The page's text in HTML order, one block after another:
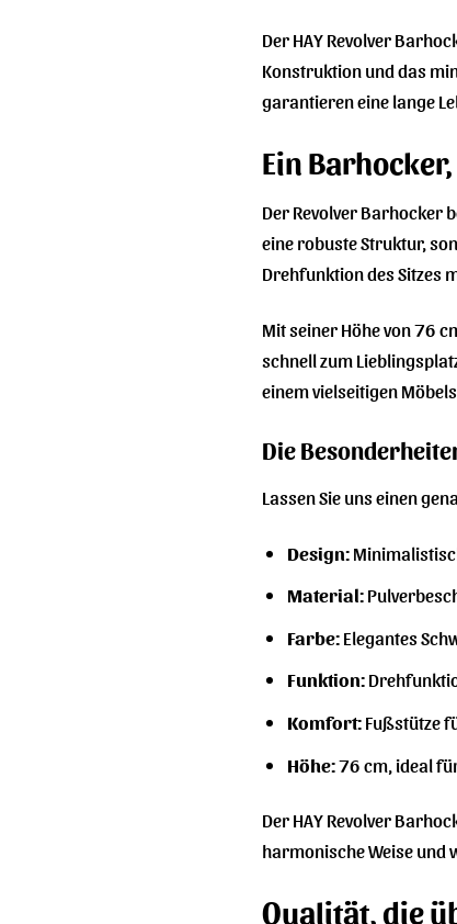
Der HAY Revolver
Konstruktion und das
garantieren eine lange
Ein
Der Revolver Barhocker
eine robuste Struktur,
Drehfunktion des Sitzes
Mit seiner Höhe von 76
schnell zum
einem vielseitigen
Die
Lassen Sie uns einen
Design:
Material:
Farbe:Elegantes
Funktion:
Komfort:Fußstütze
Höhe:76 cm, ideal
Der HAY Revolver
harmonische Weise und
Qualität, die